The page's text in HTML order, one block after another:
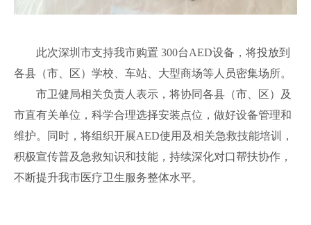
此次深圳市支持我市购置 300台AED设备，将投放到
各县（市、区）学校、车站、大型商场等人员密集场所。
市卫健局相关负责人表示，将协同各县（市、区）及
市直有关单位，科学合理选择安装点位，做好设备管理和
维护。同时，将组织开展AED使用及相关急救技能培训，
积极宣传普及急救知识和技能，持续深化对口帮扶协作，
不断提升我市医疗卫生服务整体水平。